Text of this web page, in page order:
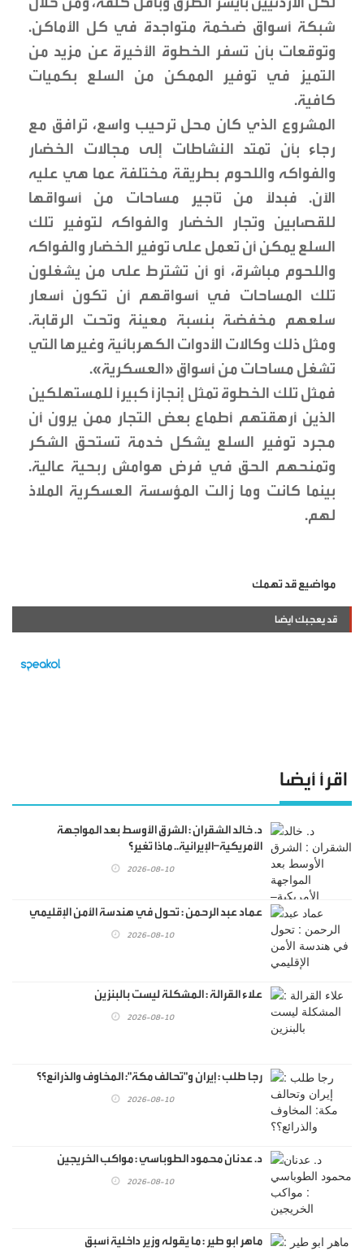
شبكة أسواق ضخمة متواجدة في كل الأماكن.
وتوقعات بأن تسفر الخطوة الأخيرة عن مزيد من
التميز في توفير الممكن من السلع بكميات
كافية.
المشروع الذي كان محل ترحيب واسع، ترافق مع
رجاء بأن تمتد النشاطات إلى مجالات الخضار
والفواكه واللحوم بطريقة مختلفة عما هي عليه
الآن. فبدلًا من تأجير مساحات من أسواقها
للقصابين وتجار الخضار والفواكه لتوفير تلك
السلع يمكن أن تعمل على توفير الخضار والفواكه
واللحوم مباشرة، أو أن تشترط على من يشغلون
تلك المساحات في أسواقهم أن تكون أسعار
سلعهم مخفضة بنسبة معينة وتحت الرقابة.
ومثل ذلك وكالات الأدوات الكهربائية وغيرها التي
تشغل مساحات من أسواق «العسكرية».
فمثل تلك الخطوة تمثل إنجازًا كبيرًا للمستهلكين
الذين أرهقتهم أطماع بعض التجار ممن يرون أن
مجرد توفير السلع يشكل خدمة تستحق الشكر
وتمنحهم الحق في فرض هوامش ربحية عالية.
بينما كانت وما زالت المؤسسة العسكرية الملاذ
لهم.
مواضيع قد تهمك
قد يعجبك ايضا
اقرأ أيضا
د. خالد الشقران : الشرق الأوسط بعد المواجهة
الأمريكية–الإيرانية.. ماذا تغير؟
2026-08-10
عماد عبد الرحمن : تحول في هندسة الأمن الإقليمي
2026-08-10
علاء القرالة : المشكلة ليست بالبنزين
2026-08-10
رجا طلب : إيران و"تحالف مكة": المخاوف والذرائع؟؟
2026-08-10
د. عدنان محمود الطوباسي : مواكب الخريجين
2026-08-10
ماهر ابو طير : ما يقوله وزير داخلية أسبق